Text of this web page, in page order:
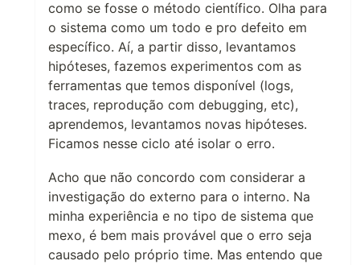
como se fosse o método científico. Olha para
o sistema como um todo e pro defeito em
específico. Aí, a partir disso, levantamos
hipóteses, fazemos experimentos com as
ferramentas que temos disponível (logs,
traces, reprodução com debugging, etc),
aprendemos, levantamos novas hipóteses.
Ficamos nesse ciclo até isolar o erro.
Acho que não concordo com considerar a
investigação do externo para o interno. Na
minha experiência e no tipo de sistema que
mexo, é bem mais provável que o erro seja
causado pelo próprio time. Mas entendo que